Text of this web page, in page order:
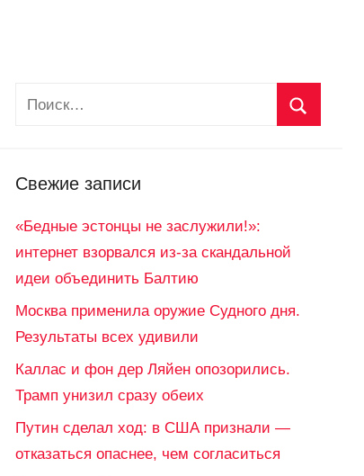
Свежие записи
«Бедные эстонцы не заслужили!»:
интернет взорвался из-за скандальной
идеи объединить Балтию
Москва применила оружие Судного дня.
Результаты всех удивили
Каллас и фон дер Ляйен опозорились.
Трамп унизил сразу обеих
Путин сделал ход: в США признали —
отказаться опаснее, чем согласиться